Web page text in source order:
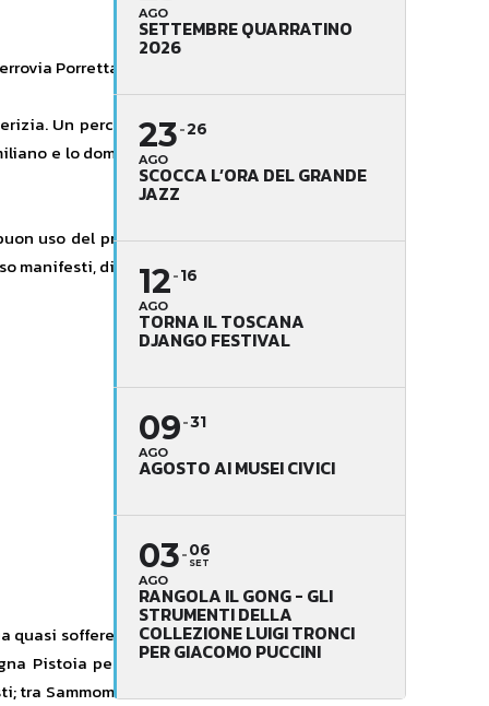
Porrettana.
Un percorso di viaggio sulla
e lo doma. Un contenitore di
uso del proprio intelletto, non
manifesti, di chi lo utilizza.
quasi sofferenza se si rapporta ai
Pistoia percorre 99 km di puro
Sammomè e Pracchia talvolta
AGO
SETTEMBRE QUARRATINO
2026
23
AGO
26
SCOCCA L’ORA DEL GRANDE
JAZZ
12
AGO
16
TORNA IL TOSCANA
DJANGO FESTIVAL
09
AGO
31
AGOSTO AI MUSEI CIVICI
03
AGO
06
SET
RANGOLA IL GONG - GLI
STRUMENTI DELLA
COLLEZIONE LUIGI TRONCI
PER GIACOMO PUCCINI